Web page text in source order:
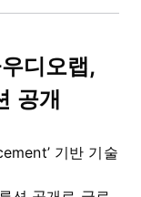
디오랩,
공개
기반 기술